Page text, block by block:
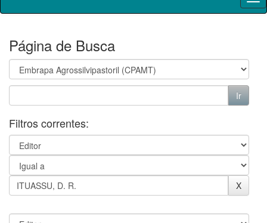
Página de Busca
Filtros correntes: